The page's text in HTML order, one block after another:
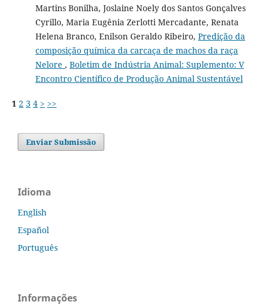
Martins Bonilha, Joslaine Noely dos Santos Gonçalves
Cyrillo, Maria Eugênia Zerlotti Mercadante, Renata
Helena Branco, Enilson Geraldo Ribeiro, Predição da
composição química da carcaça de machos da raça
Nelore , Boletim de Indústria Animal: Suplemento: V
Encontro Científico de Produção Animal Sustentável
1 2 3 4 > >>
Enviar Submissão
Idioma
English
Español
Português
Informações